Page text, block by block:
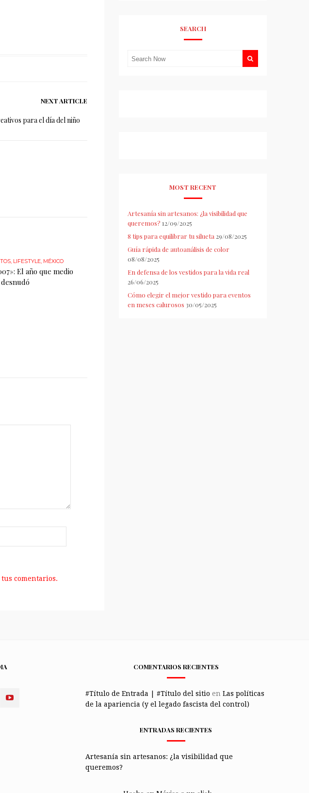
NEXT ARTICLE
para el día del niño
, LIFESTYLE, MÉXICO
El año que medio
tus comentarios.
SEARCH
MOST RECENT
Artesanía sin artesanos: ¿la visibilidad que
queremos? 12/09/2025
8 tips para equilibrar tu silueta 29/08/2025
Guía rápida de autoanálisis de color
08/08/2025
En defensa de los vestidos para la vida real
26/06/2025
Cómo elegir el mejor vestido para eventos
en meses calurosos 30/05/2025
COMENTARIOS RECIENTES
#Título de Entrada | #Título del sitio en Las políticas
de la apariencia (y el legado fascista del control)
ENTRADAS RECIENTES
Artesanía sin artesanos: ¿la visibilidad que
queremos?